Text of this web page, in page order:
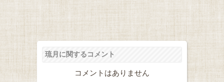
琉月に関するコメント
コメントはありません